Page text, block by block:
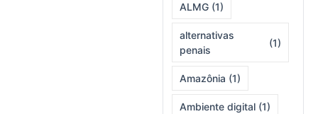
ALMG (1)
alternativas
penais
(1)
Amazônia (1)
Ambiente digital (1)